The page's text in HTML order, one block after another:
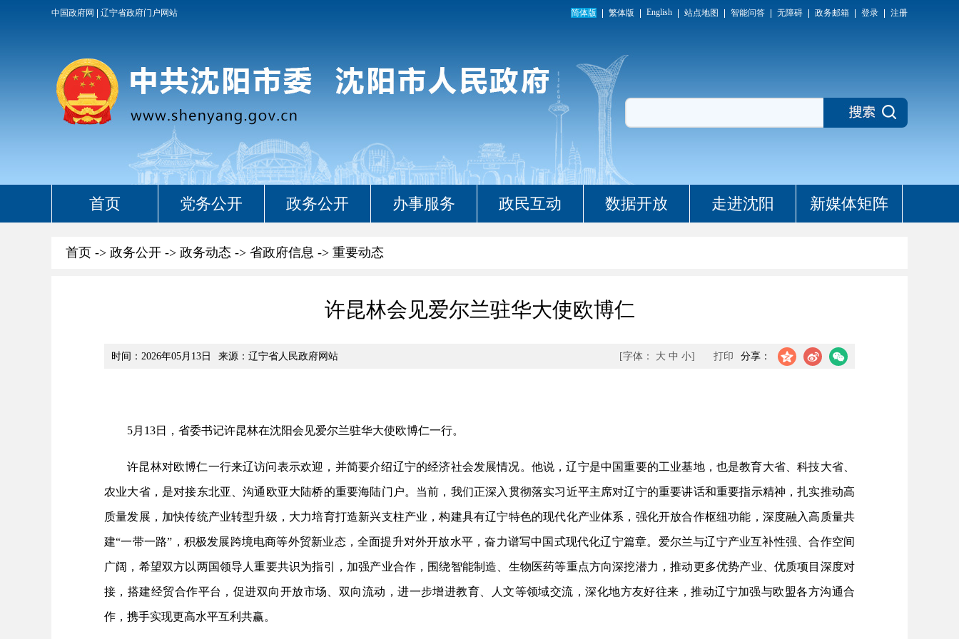
中国政府网 辽宁省政府门户网站 简体版 繁体版 English 站点地图 智能问答 无障碍 政务邮箱 登录 注册
首页 党务公开 政务公开 办事服务 政民互动 数据开放 走进沈阳 新媒体矩阵
首页 -> 政务公开 -> 政务动态 -> 省政府信息 -> 重要动态
许昆林会见爱尔兰驻华大使欧博仁
时间：2026年05月13日 来源：辽宁省人民政府网站 分享：
[字体： 大 中 小] 打印
5月13日，省委书记许昆林在沈阳会见爱尔兰驻华大使欧博仁一行。
许昆林对欧博仁一行来辽访问表示欢迎，并简要介绍辽宁的经济社会发展情况。他说，辽宁是中国重要的工业基地，也是教育大省、科技大省、
农业大省，是对接东北亚、沟通欧亚大陆桥的重要海陆门户。当前，我们正深入贯彻落实习近平主席对辽宁的重要讲话和重要指示精神，扎实推动高
质量发展，加快传统产业转型升级，大力培育打造新兴支柱产业，构建具有辽宁特色的现代化产业体系，强化开放合作枢纽功能，深度融入高质量共
建“一带一路”，积极发展跨境电商等外贸新业态，全面提升对外开放水平，奋力谱写中国式现代化辽宁篇章。爱尔兰与辽宁产业互补性强、合作空间
广阔，希望双方以两国领导人重要共识为指引，加强产业合作，围绕智能制造、生物医药等重点方向深挖潜力，推动更多优势产业、优质项目深度对
接，搭建经贸合作平台，促进双向开放市场、双向流动，进一步增进教育、人文等领域交流，深化地方友好往来，推动辽宁加强与欧盟各方沟通合
作，携手实现更高水平互利共赢。